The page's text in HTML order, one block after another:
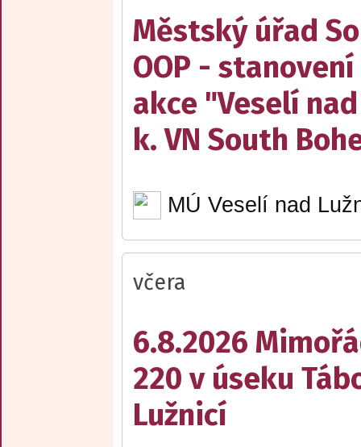
Městský úřad
OOP -
akce "Veselí
k. VN South
MÚ Veselí nad
včera
6.8.2026
220 v úseku
Lužnicí